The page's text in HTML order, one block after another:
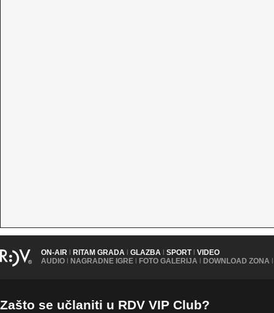
ON-AIR | RITAM GRADA | GLAZBA | SPORT | VIDEO
AUDIO | NAGRADNE IGRE | FOTO GALERIJA | DOWNLOAD ZONA |
Zašto se učlaniti u RDV VIP Club?